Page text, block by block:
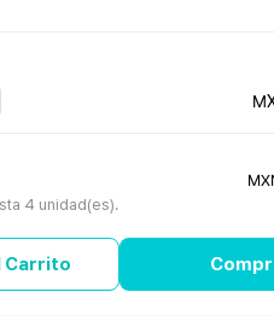
4 unidad(es).
Carrito